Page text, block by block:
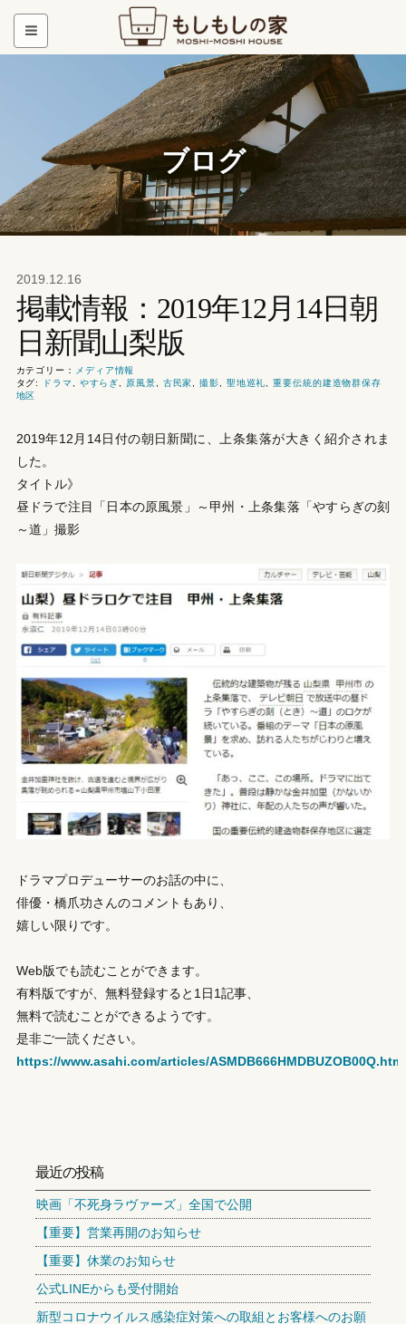
ブログ
2019.12.16
掲載情報：2019年12月14日朝
日新聞山梨版
カテゴリー：
メディア情報
タグ:
ドラマ やすらぎ 原風景 古民家 ,撮影 聖地巡礼 ,重要伝統的建造物群保存
地区
2019年12月14日付の朝日新聞に、上条集落が大きく紹介されま
した。
タイトル》
昼ドラで注目「日本の原風景」～甲州・上条集落「やすらぎの刻
～道」撮影
ドラマプロデューサーのお話の中に、
俳優・橋爪功さんのコメントもあり、
嬉しい限りです。
Web版でも読むことができます。
有料版ですが、無料登録すると1日1記事、
無料で読むことができるようです。
是非ご一読ください。
https://www.asahi.com/articles/ASMDB666HMDBUZOB00Q.html
最近の投稿
映画「不死身ラヴァーズ」全国で公開
【重要】営業再開のお知らせ
【重要】休業のお知らせ
公式LINEからも受付開始
新型コロナウイルス感染症対策への取組とお客様へのお願